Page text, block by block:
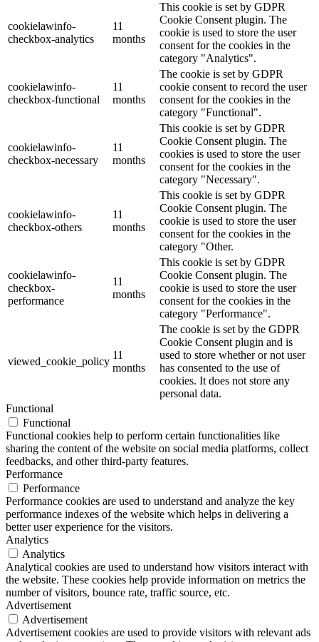
cookielawinfo-
checkbox-analytics
11
months
This cookie is set by GDPR
Cookie Consent plugin. The
cookie is used to store the user
consent for the cookies in the
category "Analytics".
cookielawinfo-
checkbox-functional
11
months
The cookie is set by GDPR
cookie consent to record the user
consent for the cookies in the
category "Functional".
cookielawinfo-
checkbox-necessary
11
months
This cookie is set by GDPR
Cookie Consent plugin. The
cookies is used to store the user
consent for the cookies in the
category "Necessary".
cookielawinfo-
checkbox-others
11
months
This cookie is set by GDPR
Cookie Consent plugin. The
cookie is used to store the user
consent for the cookies in the
category "Other.
cookielawinfo-
checkbox-
performance
11
months
This cookie is set by GDPR
Cookie Consent plugin. The
cookie is used to store the user
consent for the cookies in the
category "Performance".
viewed_cookie_policy
11
months
The cookie is set by the GDPR
Cookie Consent plugin and is
used to store whether or not user
has consented to the use of
cookies. It does not store any
personal data.
Functional
Functional
Functional cookies help to perform certain functionalities like
sharing the content of the website on social media platforms, collect
feedbacks, and other third-party features.
Performance
Performance
Performance cookies are used to understand and analyze the key
performance indexes of the website which helps in delivering a
better user experience for the visitors.
Analytics
Analytics
Analytical cookies are used to understand how visitors interact with
the website. These cookies help provide information on metrics the
number of visitors, bounce rate, traffic source, etc.
Advertisement
Advertisement
Advertisement cookies are used to provide visitors with relevant ads